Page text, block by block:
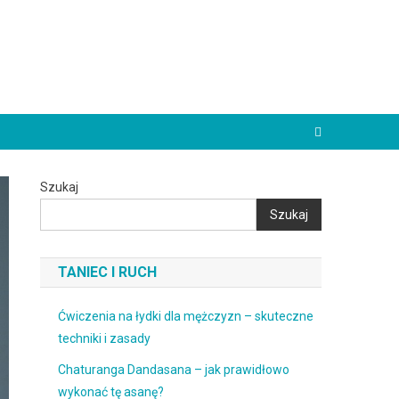
Szukaj
Szukaj
TANIEC I RUCH
Ćwiczenia na łydki dla mężczyzn – skuteczne
techniki i zasady
Chaturanga Dandasana – jak prawidłowo
wykonać tę asanę?